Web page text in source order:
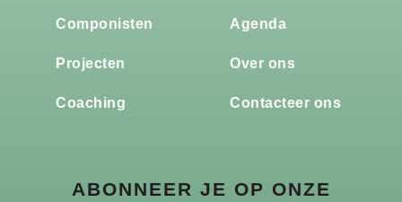
Componisten
Projecten
Coaching
Agenda
Over ons
Contacteer ons
ABONNEER JE OP ONZE